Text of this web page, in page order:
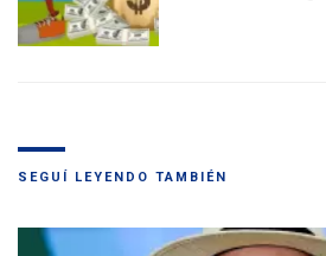
SEGUÍ LEYENDO TAMBIÉN